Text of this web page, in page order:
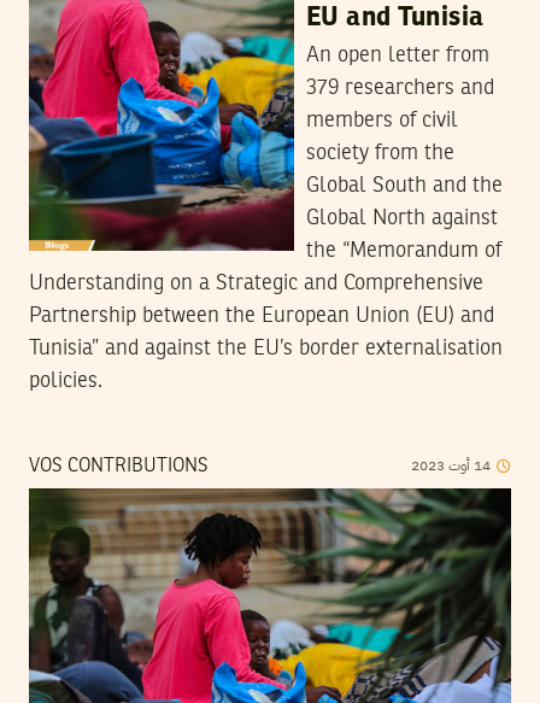
EU and Tunisia
An open letter from
379 researchers and
members of civil
society from the
Global South and the
Global North against
the “Memorandum of
Understanding on a Strategic and Comprehensive
Partnership between the European Union (EU) and
Tunisia” and against the EU’s border externalisation
policies.
VOS CONTRIBUTIONS 14 أوت 2023